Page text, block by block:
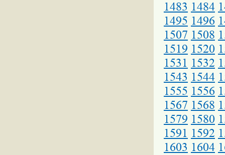
1483 1484
1495 1496
1507 1508
1519 1520
1531 1532
1543 1544
1555 1556
1567 1568
1579 1580
1591 1592
1603 1604